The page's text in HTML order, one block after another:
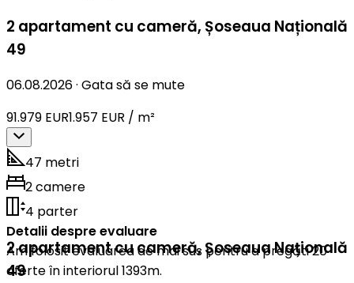
2 apartament cu cameră, Șoseaua Națională
49
06.08.2026· Gata să se mute
91.979 EUR1.957 EUR / m²
47 metri
2 camere
4 parter
Detalii despre evaluare
Am folosit evaluarea de mai sus pentru a pregăti 20
oferte în interiorul 1393m.
2 apartament cu cameră,Șoseaua Națională
49